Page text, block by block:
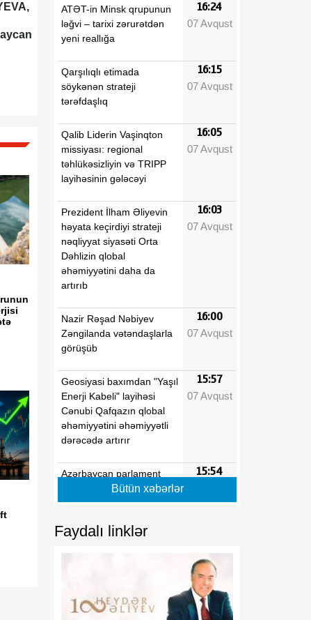
ATƏT-in Minsk qrupunun
ləğvi – tarixi zərurətdən
yeni reallığa
16:24
07 Avqust
Qarşılıqlı etimada
söykənən strateji
tərəfdaşlıq
16:15
07 Avqust
Qalib Liderin Vaşinqton
missiyası: regional
təhlükəsizliyin və TRIPP
layihəsinin gələcəyi
16:05
07 Avqust
Prezident İlham Əliyevin
həyata keçirdiyi strateji
nəqliyyat siyasəti Orta
Dəhlizin qlobal
əhəmiyyətini daha da
artırıb
16:03
07 Avqust
Nazir Rəşad Nəbiyev
Zəngilanda vətəndaşlarla
görüşüb
16:00
07 Avqust
Geosiyasi baxımdan "Yaşıl
Enerji Kabeli" layihəsi
Cənubi Qafqazın qlobal
əhəmiyyətini əhəmiyyətli
dərəcədə artırır
15:57
07 Avqust
Azərbaycan parlament
diplomatiyası beynəlxalq
əməkdaşlığın
15:54
Regionun siyasi tarixində
07 Avqust
Tarixi zəfərdən mütləq
sülhə
15:24
07 Avqust
Bütün xəbərlər
Faydalı linklər